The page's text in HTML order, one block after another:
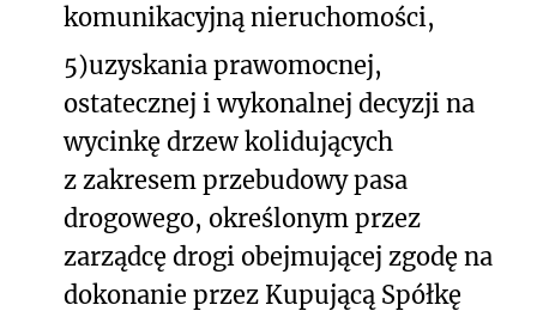
komunikacyjną nieruchomości,
5)uzyskania prawomocnej,
ostatecznej i wykonalnej decyzji na
wycinkę drzew kolidujących
z zakresem przebudowy pasa
drogowego, określonym przez
zarządcę drogi obejmującej zgodę na
dokonanie przez Kupującą Spółkę